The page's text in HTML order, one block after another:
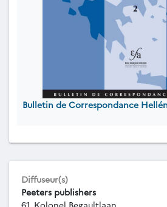
Bulletin de Correspondance
Diffuseur(s)
Peeters publishers
61, Kolonel Begaultlaan